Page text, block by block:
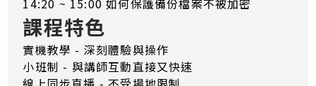
14:20 ~ 15:00 如何保護備份檔案不被加密
課程特色
實機教學 - 深刻體驗與操作
小班制 - 與講師互動直接又快速